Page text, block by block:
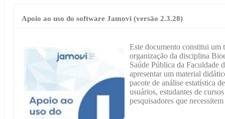
Apoio ao uso do software Jamovi (versão 2.3.28)
Este documento constitui um
organização da disciplina
Saúde Pública da Faculdade
apresentar um material
pacote de análise estatística
usuários, estudantes de
pesquisadores que